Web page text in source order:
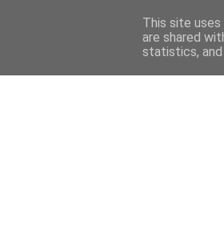
This site
are shared
statistics,